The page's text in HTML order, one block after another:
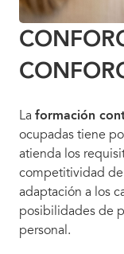
La formación
ocupadas tiene
atienda los
competitividad de
adaptación a los
posibilidades de
personal.